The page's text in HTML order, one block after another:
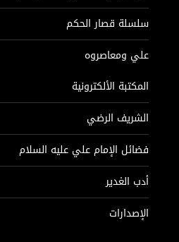
سلسلة قصار الحكم
علي ومعاصروه
المكتبة الألكترونية
الشريف الرضي
فضائل الإمام علي عليه السلام
أدب الغدير
الإصدارات